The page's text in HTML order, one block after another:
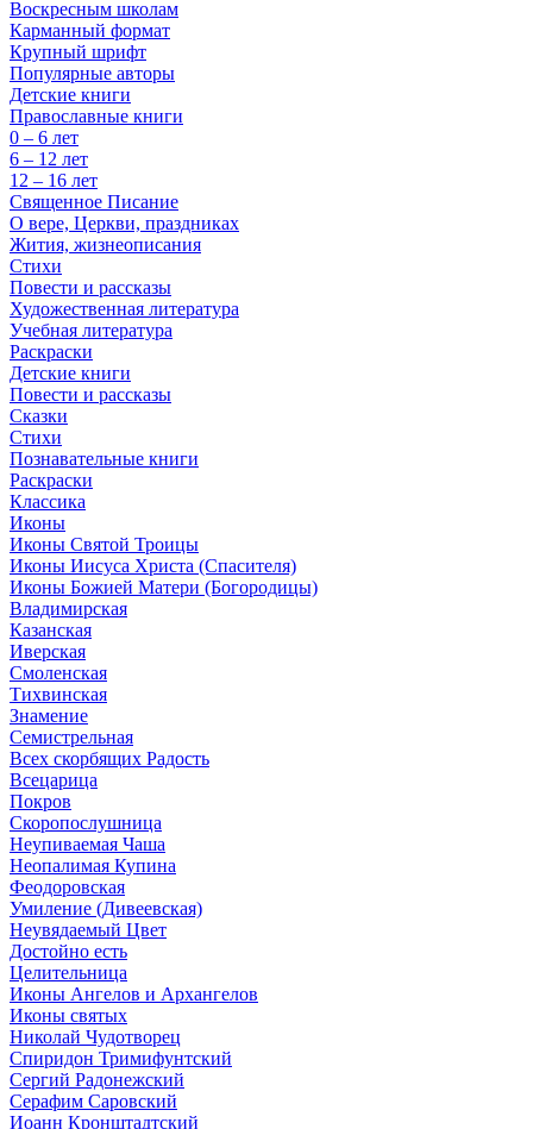
Воскресным школам
Карманный формат
Крупный шрифт
Популярные авторы
Детские книги
Православные книги
0 – 6 лет
6 – 12 лет
12 – 16 лет
Священное Писание
О вере, Церкви, праздниках
Жития, жизнеописания
Стихи
Повести и рассказы
Художественная литература
Учебная литература
Раскраски
Детские книги
Повести и рассказы
Сказки
Стихи
Познавательные книги
Раскраски
Классика
Иконы
Иконы Святой Троицы
Иконы Иисуса Христа (Спасителя)
Иконы Божией Матери (Богородицы)
Владимирская
Казанская
Иверская
Смоленская
Тихвинская
Знамение
Семистрельная
Всех скорбящих Радость
Всецарица
Покров
Скоропослушница
Неупиваемая Чаша
Неопалимая Купина
Феодоровская
Умиление (Дивеевская)
Неувядаемый Цвет
Достойно есть
Целительница
Иконы Ангелов и Архангелов
Иконы святых
Николай Чудотворец
Спиридон Тримифунтский
Сергий Радонежский
Серафим Саровский
Иоанн Кронштадтский